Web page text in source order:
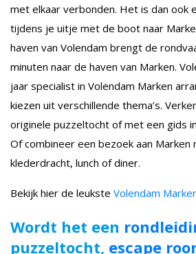
met elkaar verbonden. Het is dan ook
tijdens je uitje met de boot naar
haven van Volendam brengt de
minuten naar de haven van Marken.
jaar specialist in Volendam Marken
kiezen uit verschillende thema’s.
originele puzzeltocht of met een gids
Of combineer een bezoek aan Marken
klederdracht, lunch of diner.
Bekijk hier de leukste Volendam
Wordt het een
puzzeltocht, escape